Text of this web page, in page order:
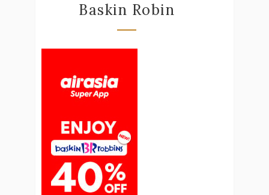
Baskin Robin